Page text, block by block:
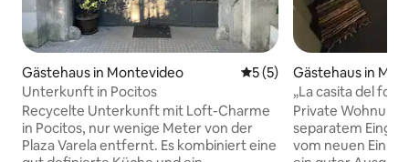
Gästehaus in Montevideo Durchschnittliche
5 (5)
Unterkunft in Pocitos
Recycelte Unterkunft mit Loft-Charme
in Pocitos, nur wenige Meter von der
Plaza Varela entfernt. Es kombiniert eine
Gästehaus in
„La casita del
Antel Arena
Private Wohnung
separatem
vom neuen